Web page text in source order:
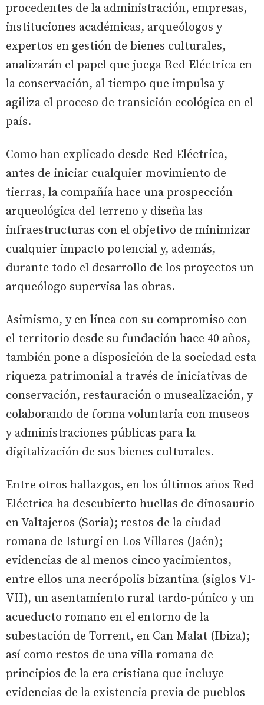
procedentes de la administración, empresas,
instituciones académicas, arqueólogos y
expertos en gestión de bienes culturales,
analizarán el papel que juega Red Eléctrica en
la conservación, al tiempo que impulsa y
agiliza el proceso de transición ecológica en el
país.
Como han explicado desde Red Eléctrica,
antes de iniciar cualquier movimiento de
tierras, la compañía hace una prospección
arqueológica del terreno y diseña las
infraestructuras con el objetivo de minimizar
cualquier impacto potencial y, además,
durante todo el desarrollo de los proyectos un
arqueólogo supervisa las obras.
Asimismo, y en línea con su compromiso con
el territorio desde su fundación hace 40 años,
también pone a disposición de la sociedad esta
riqueza patrimonial a través de iniciativas de
conservación, restauración o musealización, y
colaborando de forma voluntaria con museos
y administraciones públicas para la
digitalización de sus bienes culturales.
Entre otros hallazgos, en los últimos años Red
Eléctrica ha descubierto huellas de dinosaurio
en Valtajeros (Soria); restos de la ciudad
romana de Isturgi en Los Villares (Jaén);
evidencias de al menos cinco yacimientos,
entre ellos una necrópolis bizantina (siglos VI-
VII), un asentamiento rural tardo-púnico y un
acueducto romano en el entorno de la
subestación de Torrent, en Can Malat (Ibiza);
así como restos de una villa romana de
principios de la era cristiana que incluye
evidencias de la existencia previa de pueblos